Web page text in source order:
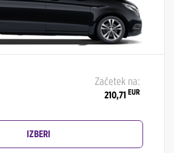
Začetek na:
210,71 EUR
IZBERI